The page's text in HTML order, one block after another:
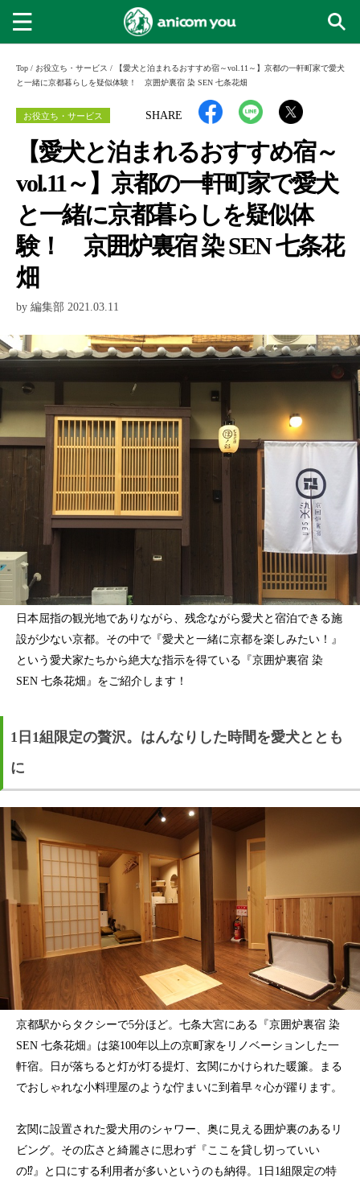
Top / お役立ち・サービス /
【愛犬と泊まれるおすすめ宿～vol.11～】京都の一軒町家で愛犬
と一緒に京都暮らしを疑似体験！ 京囲炉裏宿 染 SEN 七条花畑
SHARE
お役立ち・サービス
【愛犬と泊まれるおすすめ宿～
vol.11～】京都の一軒町家で愛犬
と一緒に京都暮らしを疑似体
験！ 京囲炉裏宿 染 SEN 七条花
畑
by 編集部 2021.03.11
日本屈指の観光地でありながら、残念ながら愛犬と宿泊できる施
設が少ない京都。その中で『愛犬と一緒に京都を楽しみたい！』
という愛犬家たちから絶大な指示を得ている『京囲炉裏宿 染
SEN 七条花畑』をご紹介します！
1日1組限定の贅沢。はんなりした時間を愛犬ととも
に
京都駅からタクシーで5分ほど。七条大宮にある『京囲炉裏宿 染
SEN 七条花畑』は築100年以上の京町家をリノベーションした一
軒宿。日が落ちると灯が灯る提灯、玄関にかけられた暖簾。まる
でおしゃれな小料理屋のような佇まいに到着早々心が躍ります。
玄関に設置された愛犬用のシャワー、奥に見える囲炉裏のあるリ
ビング。その広さと綺麗さに思わず『ここを貸し切っていい
の⁉︎』と口にする利用者が多いというのも納得。1日1組限定の特